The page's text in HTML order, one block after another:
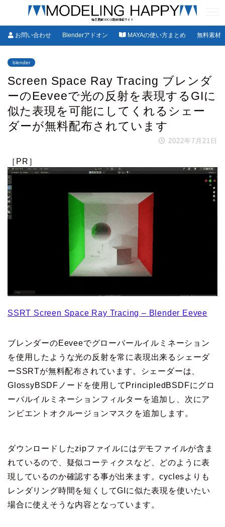
お問い合わせ Blenderアドオン MAYAの使い方まとめ 無料素材
blender
Screen Space Ray Tracing ブレンダ
ーのEeveeで光の反射を表現するGIに
似た表現を可能にしてくれるシェー
ダーが無料配布されています
2022年7月21日
［PR］
SSRT Screen Space Ray Tracing – Blender Eevee
ブレンダーのEeveeでグローバールイルミネーション
を使用したような光の反射を常に表現出来るシェーダ
ーSSRTが無料配布されています。シェーダーは、
GlossyBSDFノードを使用してPrincipledBSDFにグロ
ーバルイルミネーションフィルターを追加し、次にア
ンビエントオクルージョンマスクを追加します。
ダウンロードしたzipファイルにはデモファイルが含ま
れているので、疑似コーティクスなど、どのように表
現しているのか確認する事が出来ます。cyclesよりも
レンダリング時間を短くしてGIに似た表現を使いたい
場合に使えそうな内容となっています。